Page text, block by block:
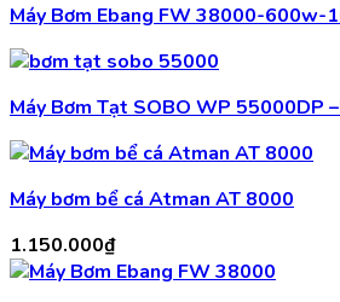
Máy Bơm Ebang FW 38000-600w-
Máy Bơm Tạt SOBO WP 55000DP
Máy bơm bể cá Atman AT 8000
1.150.000₫